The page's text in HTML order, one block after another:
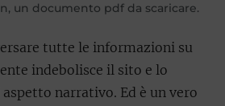
un documento pdf da scaricare.
tutte le informazioni su
indebolisce il sito e lo
narrativo. Ed è un vero